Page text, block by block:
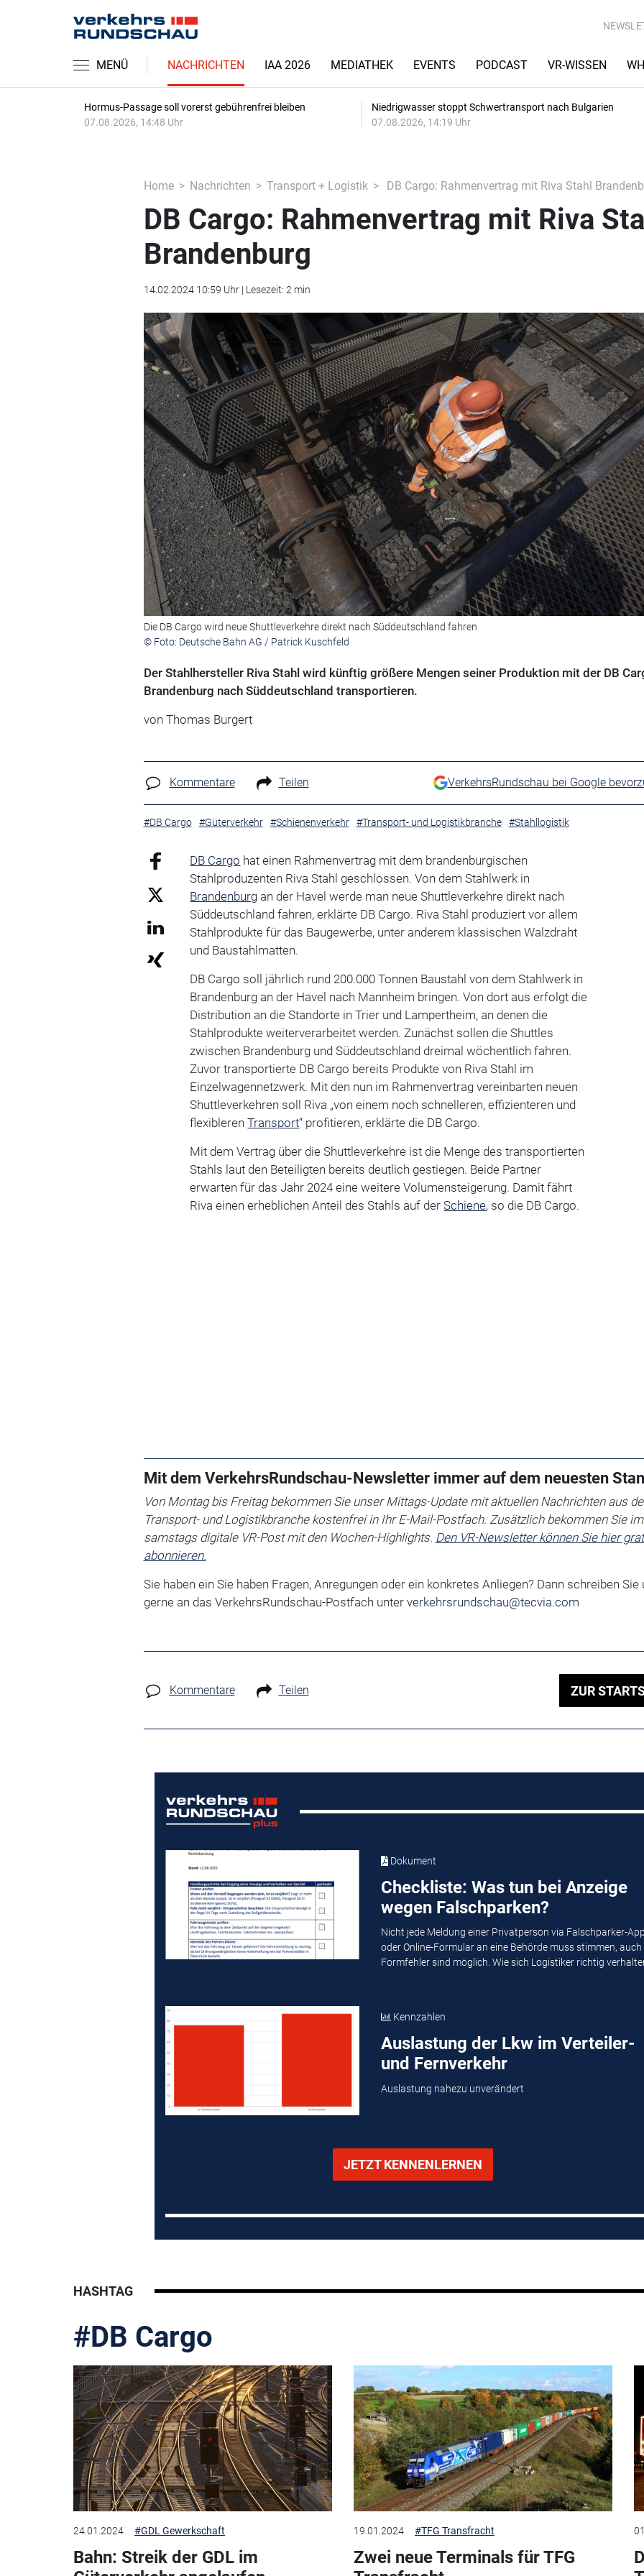
MENÜ NACHRICHTEN IAA 2026 MEDIATHEK EVENTS PODCAST VR-WISSEN
Hormus-Passage soll vorerst gebührenfrei bleiben
07.08.2026, 14:48 Uhr
Niedrigwasser stoppt Schwertransport nach Bulgarien
07.08.2026, 14:19 Uhr
Home Nachrichten Transport + Logistik DB Cargo: Rahmenvertrag mit Riva Stahl
DB Cargo: Rahmenvertrag mit Riva
Brandenburg
14.02.2024 10:59 Uhr | Lesezeit: 2 min
Die DB Cargo wird neue Shuttleverkehre direkt nach Süddeutschland fahren
© Foto: Deutsche Bahn AG / Patrick Kuschfeld
Der Stahlhersteller Riva Stahl wird künftig größere Mengen seiner Produktion mit der DB
Brandenburg nach Süddeutschland transportieren.
von Thomas Burgert
Kommentare Teilen VerkehrsRundschau bei Google
#DB Cargo #Güterverkehr #Schienenverkehr #Transport- und Logistikbranche #Stahllogistik
DB Cargo hat einen Rahmenvertrag mit dem brandenburgischen
Stahlproduzenten Riva Stahl geschlossen. Von dem Stahlwerk in
Brandenburg an der Havel werde man neue Shuttleverkehre direkt nach
Süddeutschland fahren, erklärte DB Cargo. Riva Stahl produziert vor allem
Stahlprodukte für das Baugewerbe, unter anderem klassischen Walzdraht
und Baustahlmatten.
DB Cargo soll jährlich rund 200.000 Tonnen Baustahl von dem Stahlwerk in
Brandenburg an der Havel nach Mannheim bringen. Von dort aus erfolgt die
Distribution an die Standorte in Trier und Lampertheim, an denen die
Stahlprodukte weiterverarbeitet werden. Zunächst sollen die Shuttles
zwischen Brandenburg und Süddeutschland dreimal wöchentlich fahren.
Zuvor transportierte DB Cargo bereits Produkte von Riva Stahl im
Einzelwagennetzwerk. Mit den nun im Rahmenvertrag vereinbarten neuen
Shuttleverkehren soll Riva „von einem noch schnelleren, effizienteren und
flexiblerenTransport“ profitieren, erklärte die DB Cargo.
Mit dem Vertrag über die Shuttleverkehre ist die Menge des transportierten
Stahls laut den Beteiligten bereits deutlich gestiegen. Beide Partner
erwarten für das Jahr 2024 eine weitere Volumensteigerung. Damit fährt
Riva einen erheblichen Anteil des Stahls auf derSchiene, so die DB Cargo.
Mit dem VerkehrsRundschau-Newsletter immer auf dem neuesten
Von Montag bis Freitag bekommen Sie unser Mittags-Update mit aktuellen Nachrichten aus
Transport- und Logistikbranche kostenfrei in Ihr E-Mail-Postfach. Zusätzlich bekommen Sie
samstags digitale VR-Post mit den Wochen-Highlights. Den VR-Newsletter können Sie hier
abonnieren.
Sie haben ein Sie haben Fragen, Anregungen oder ein konkretes Anliegen? Dann schreiben Sie
gerne an das VerkehrsRundschau-Postfach unter verkehrsrundschau@tecvia.com
Kommentare Teilen ZUR
Dokument
Checkliste: Was tun bei Anzeige
wegen Falschparken?
Nicht jede Meldung einer Privatperson via Falschparker-
oder Online-Formular an eine Behörde muss stimmen, auch
Formfehler sind möglich. Wie sich Logistiker richtig
Kennzahlen
Auslastung der Lkw im Verteiler-
und Fernverkehr
Auslastung nahezu unverändert
JETZT KENNENLERNEN
HASHTAG
#DB Cargo
24.01.2024 #GDL Gewerkschaft
Bahn: Streik der GDL im
19.01.2024 #TFG Transfracht
Zwei neue Terminals für TFG